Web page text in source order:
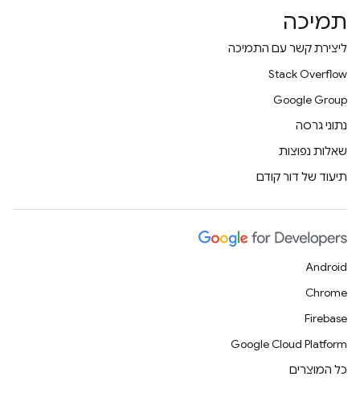
תמיכה
ליצירת קשר עם התמיכה
Stack Overflow
Google Group
נתוני גרסה
שאלות נפוצות
תיעוד של דור קודם
Android
Chrome
Firebase
Google Cloud Platform
כל המוצרים